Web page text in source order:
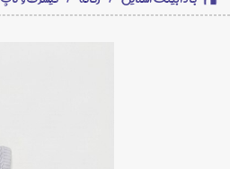
خروج از حساب